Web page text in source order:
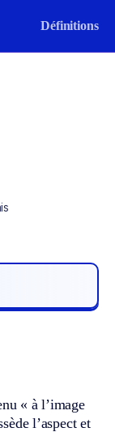
Définitions
« à l’image
l’aspect et